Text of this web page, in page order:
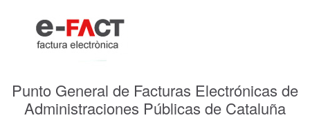
Punto General de Facturas Electrónicas de
Administraciones Públicas de Cataluña